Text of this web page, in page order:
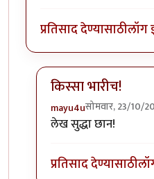
प्रतिसाद देण्यासाठीलॉग
किस्सा भारीच!
mayu4uसोमवार, 23/10/
In reply toखूप धन्यवाद!
लेख सुद्धा छान!
प्रतिसाद देण्यासाठी